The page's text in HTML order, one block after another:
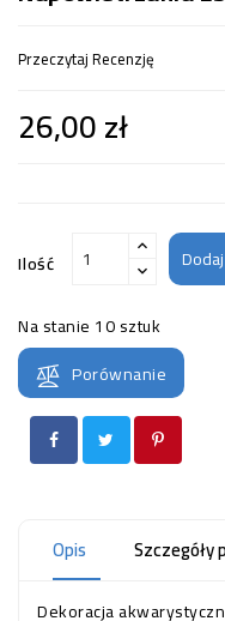
Przeczytaj Recenzję
26,00 zł
Ilość
Na stanie 10 sztuk
Porównanie
Opis Szczegóły
Dekoracja